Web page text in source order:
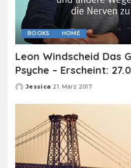
BOOKS HOME
Leon Windscheid Das
Psyche – Erscheint:
Posted
Jessica 21. März 2017